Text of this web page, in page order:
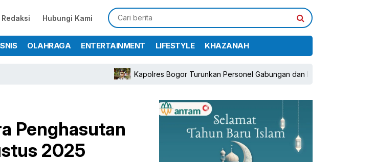
Redaksi Hubungi Kami
OLAHRAGA ENTERTAINMENT LIFESTYLE KHAZANAH
Kapolres Bogor Turunkan Personel Gabungan dan Brimob, Prioritaskan Pengamanan
Penghasutan
2025